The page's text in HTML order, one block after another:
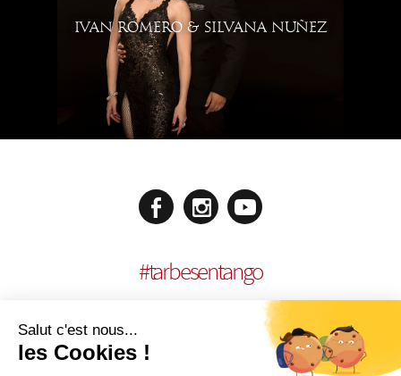
IVAN ROMERO & SILVANA NUÑEZ
#tarbesentango